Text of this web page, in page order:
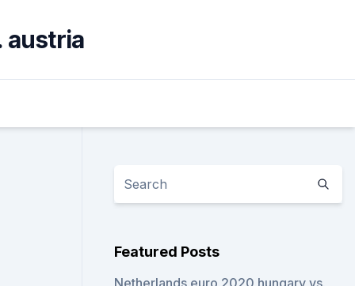
austria
Featured Posts
Netherlands euro 2020 hungary vs.